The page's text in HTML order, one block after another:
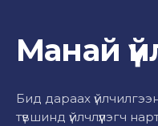
Манай
Бид дараах
түвшинд үйлчлүүлэгч